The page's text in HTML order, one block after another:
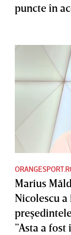
puncte în
Marius
Nicolescu
”Asta a fost